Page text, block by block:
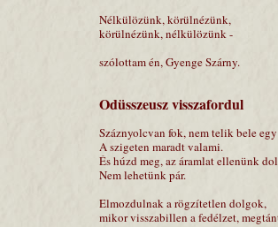
Nélkülözünk, körülnézünk,
körülnézünk, nélkülözünk -
szólottam én, Gyenge Szárny.
Odüsszeusz visszafordul
Száznyolcvan fok, nem telik bele
A szigeten maradt valami.
És húzd meg, az áramlat ellenünk
Nem lehetünk pár.
Elmozdulnak a rögzítetlen dolgok,
mikor visszabillen a fedélzet,